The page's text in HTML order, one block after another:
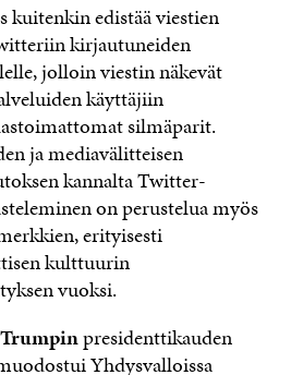
edistää viestien
kirjautuneiden
jolloin viestin näkevät
käyttäjiin
silmäparit.
ja mediavälitteisen
kannalta Twitter-
on perustelua myös
erityisesti
kulttuurin
vuoksi.
presidenttikauden
Yhdysvalloissa